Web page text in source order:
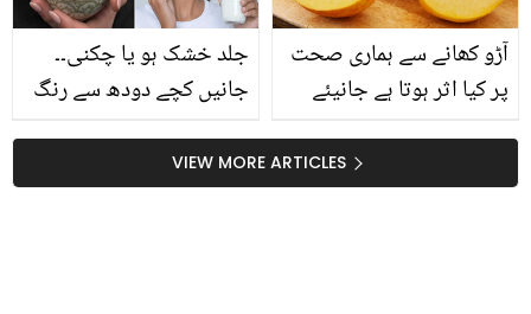
جلد خشک ہو یا چکنی۔۔
جانیں کچے دودھ سے رنگ
طریقے، جو چہرے کی
خوبصورتی بڑھائے
آڑو کھانے سے ہماری صحت
پر کیا اثر ہوتا ہے جانیئے
VIEW MORE ARTICLES